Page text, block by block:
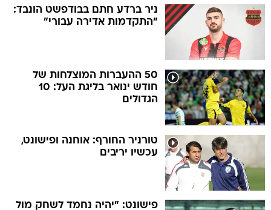
ניר ברדע חתם בבודפשט הונבד:
"התקדמות אדירה עבורי"
50 ההעברות המוצלחות של
חודש ינואר בליגת העל: 10
הגדולים
טורניר החורף: אוחנה ופישונט,
עכשיו יריבים
פישונט: "יהיה נחמד לשחק מול